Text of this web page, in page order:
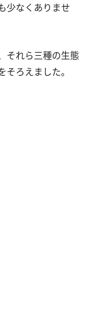
少なくありませ
それら三種の生態
ろえました。